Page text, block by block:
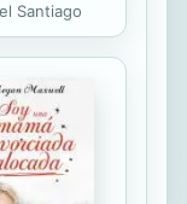
Santiago